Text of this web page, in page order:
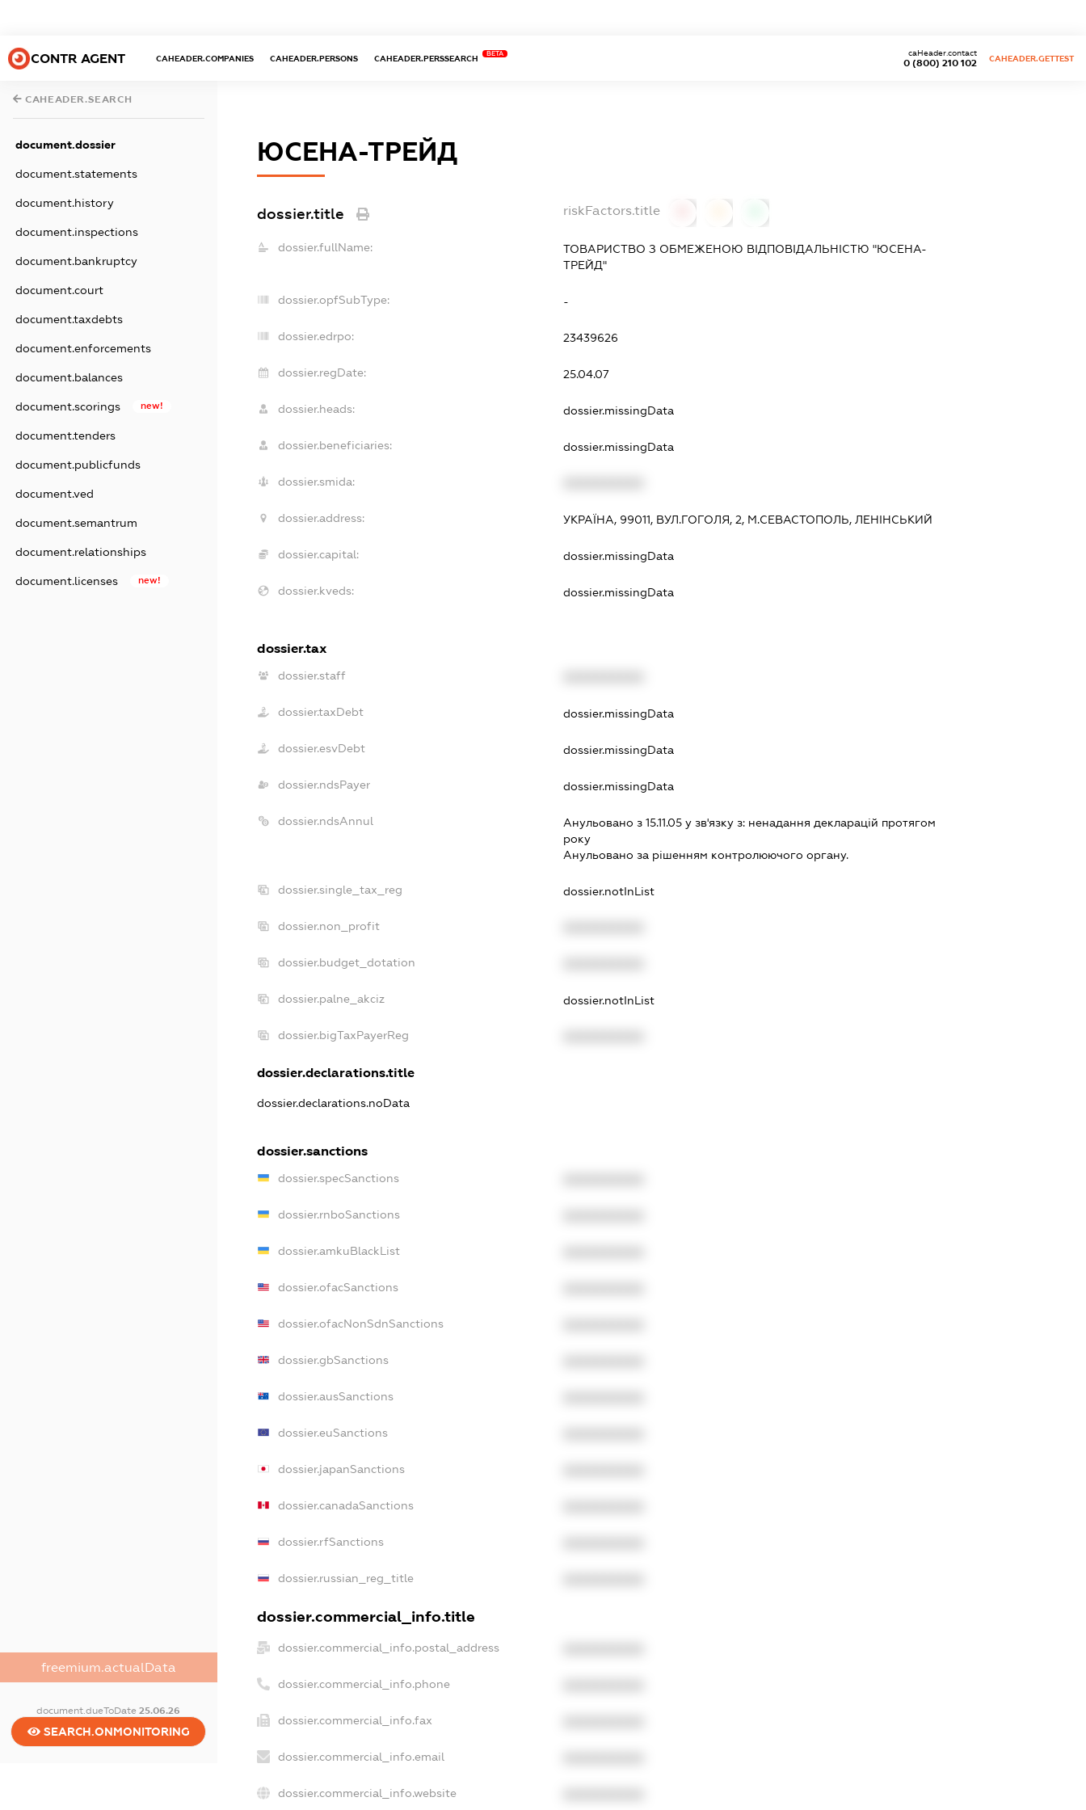
CONTR AGENT CAHEADER.COMPANIES CAHEADER.PERSONS CAHEADER.PERSSEARCH
BETA
0 (800) 210 102
caHeader.contact
CAHEADER.GETTEST
CAHEADER.SEARCH
document.dossier
document.statements
document.history
document.inspections
document.bankruptcy
document.court
document.taxdebts
document.enforcements
document.balances
document.scorings new!
document.tenders
document.publicfunds
document.ved
document.semantrum
document.relationships
document.licenses new!
freemium.actualData
document.dueToDate25.06.26
SEARCH.ONMONITORING
ЮСЕНА-ТРЕЙД
dossier.title riskFactors.title
dossier.fullName:
ТОВАРИСТВО З ОБМЕЖЕНОЮ ВІДПОВІДАЛЬНІСТЮ "ЮСЕНА-
ТРЕЙД"
dossier.opfSubType: -
dossier.edrpo: 23439626
dossier.regDate: 25.04.07
dossier.heads: dossier.missingData
dossier.beneficiaries: dossier.missingData
dossier.smida:
dossier.address: УКРАЇНА, 99011, ВУЛ.ГОГОЛЯ, 2, М.СЕВАСТОПОЛЬ, ЛЕНІНСЬКИЙ
dossier.capital: dossier.missingData
dossier.kveds: dossier.missingData
dossier.tax
dossier.staff
dossier.taxDebt dossier.missingData
dossier.esvDebt dossier.missingData
dossier.ndsPayer dossier.missingData
dossier.ndsAnnul Анульовано з 15.11.05 у зв'язку з: ненадання декларацiй протягом
року
Анульовано за рiшенням контролюючого органу.
dossier.single_tax_reg dossier.notInList
dossier.non_profit
dossier.budget_dotation
dossier.palne_akciz dossier.notInList
dossier.bigTaxPayerReg
dossier.declarations.title
dossier.declarations.noData
dossier.sanctions
dossier.specSanctions
dossier.rnboSanctions
dossier.amkuBlackList
dossier.ofacSanctions
dossier.ofacNonSdnSanctions
dossier.gbSanctions
dossier.ausSanctions
dossier.euSanctions
dossier.japanSanctions
dossier.canadaSanctions
dossier.rfSanctions
dossier.russian_reg_title
dossier.commercial_info.title
dossier.commercial_info.postal_address
dossier.commercial_info.phone
dossier.commercial_info.fax
dossier.commercial_info.email
dossier.commercial_info.website